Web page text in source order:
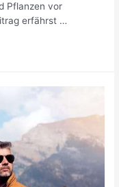
Pflanzen vor
erfährst …